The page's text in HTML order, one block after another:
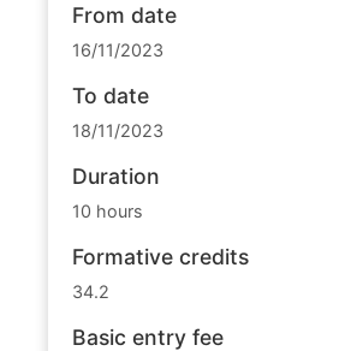
From date
16/11/2023
To date
18/11/2023
Duration
10 hours
Formative credits
34.2
Basic entry fee